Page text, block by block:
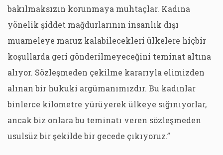
bakılmaksızın korunmaya muhtaçlar. Kadına
yönelik şiddet mağdurlarının insanlık dışı
muameleye maruz kalabilecekleri ülkelere hiçbir
koşullarda geri gönderilmeyeceğini teminat altına
alıyor. Sözleşmeden çekilme kararıyla elimizden
alınan bir hukuki argümanımızdır. Bu kadınlar
binlerce kilometre yürüyerek ülkeye sığınıyorlar,
ancak biz onlara bu teminatı veren sözleşmeden
usulsüz bir şekilde bir gecede çıkıyoruz.”